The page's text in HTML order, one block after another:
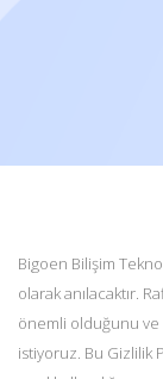
Bigoen Bilişim
olarak anılacaktır.
önemli olduğunu ve
istiyoruz. Bu Gizlilik